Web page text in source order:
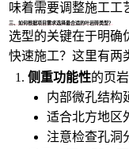
味着需要调整施工
三、如何根据项目需求选择最合适的叶岩砖类型？
选型的关键在于明确
快速施工？这里有两
侧重功能性的页
内部微孔结构
适合北方地区
注意检查孔洞